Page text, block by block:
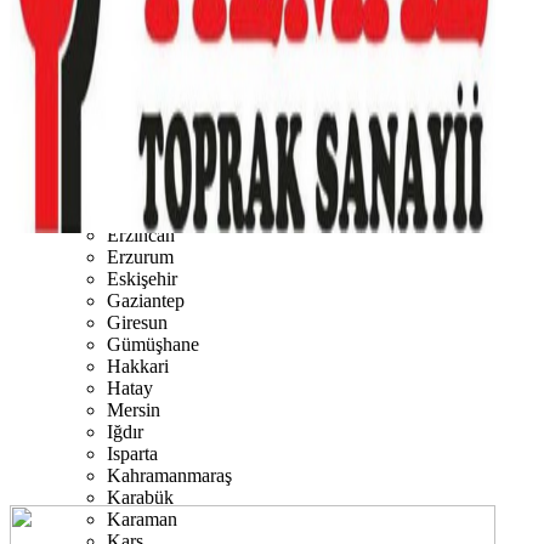
Burdur
Bursa
Denizli
Diyarbakır
Edirne
Elazığ
Erzincan
Erzurum
Eskişehir
Gaziantep
Giresun
Gümüşhane
Hakkari
Hatay
Mersin
Iğdır
Isparta
Kahramanmaraş
Karabük
Karaman